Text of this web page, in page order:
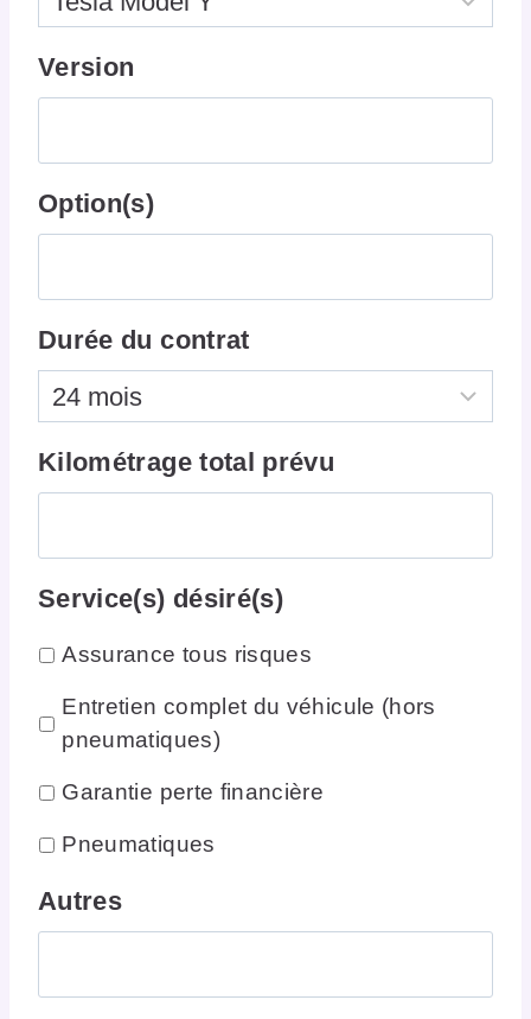
Version
Option(s)
Durée du contrat
Kilométrage total prévu
Service(s) désiré(s)
Assurance tous risques
Entretien complet du véhicule (hors
pneumatiques)
Garantie perte financière
Pneumatiques
Autres